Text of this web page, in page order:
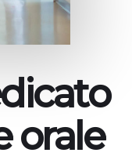
orale